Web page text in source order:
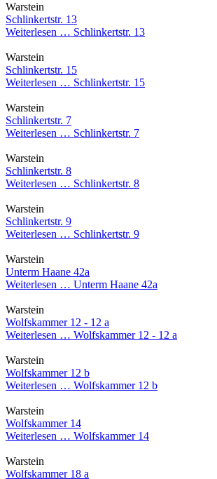
Warstein
Schlinkertstr. 13
Weiterlesen … Schlinkertstr. 13
Warstein
Schlinkertstr. 15
Weiterlesen … Schlinkertstr. 15
Warstein
Schlinkertstr. 7
Weiterlesen … Schlinkertstr. 7
Warstein
Schlinkertstr. 8
Weiterlesen … Schlinkertstr. 8
Warstein
Schlinkertstr. 9
Weiterlesen … Schlinkertstr. 9
Warstein
Unterm Haane 42a
Weiterlesen … Unterm Haane 42a
Warstein
Wolfskammer 12 - 12 a
Weiterlesen … Wolfskammer 12 - 12 a
Warstein
Wolfskammer 12 b
Weiterlesen … Wolfskammer 12 b
Warstein
Wolfskammer 14
Weiterlesen … Wolfskammer 14
Warstein
Wolfskammer 18 a